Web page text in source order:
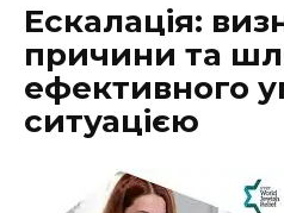
Ескалація:
причини та
ефективного
ситуацією